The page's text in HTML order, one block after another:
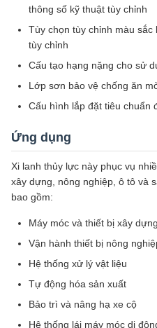
thông số kỹ thuật tùy chỉnh
Tùy chọn tùy chỉnh màu
tùy chỉnh
Cấu tạo hạng nặng cho sử
Lớp sơn bảo vệ chống ăn
Cấu hình lắp đặt tiêu chuẩn
Ứng dụng
Xi lanh thủy lực này phục vụ
xây dựng, nông nghiệp, ô tô và
bao gồm:
Máy móc và thiết bị xây dựng
Vận hành thiết bị nông
Hệ thống xử lý vật liệu
Tự động hóa sản xuất
Bảo trì và nâng hạ xe cộ
Hệ thống lái máy móc di